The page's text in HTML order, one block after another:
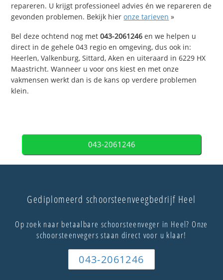
repareren. U krijgt professioneel advies én we repareren de
gevonden problemen. Bekijk hieronze tarieven »
Bel deze ochtend nog met043-2061246 en we helpen u
direct in de gehele 043 regio en omgeving, dus ook in:
Heerlen, Valkenburg, Sittard, Aken en uiteraard in 6229 HX
Maastricht. Wanneer u voor ons kiest en met onze
vakmensen werkt dan is de kans op verdere problemen
klein.
043-2061246
Gediplomeerd schoorsteenveegbedrijf Heel
Op zoek naar betaalbare schoorsteenveger in Heel? Onze
schoorsteenvegers staan direct voor u klaar!
043-2061246